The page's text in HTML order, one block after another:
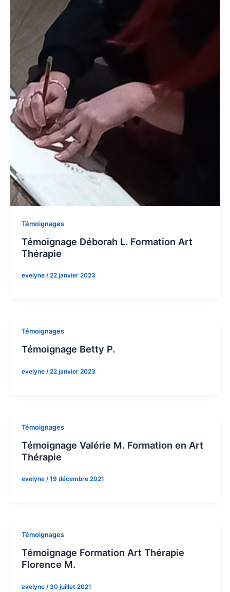
Témoignages
Témoignage Déborah L. Formation Art
Thérapie
evelyne /22 janvier 2023
Témoignages
Témoignage Betty P.
evelyne /22 janvier 2023
Témoignages
Témoignage Valérie M. Formation en Art
Thérapie
evelyne /19 décembre 2021
Témoignages
Témoignage Formation Art Thérapie
Florence M.
evelyne /30 juillet 2021